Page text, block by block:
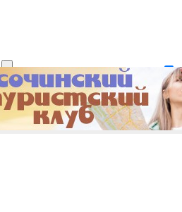
Забыли пароль? Регистрация